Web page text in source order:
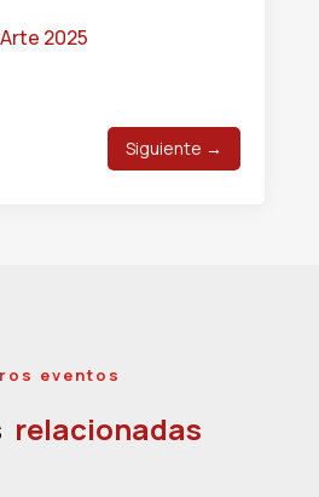
2025
Siguiente →
eventos
relacionadas